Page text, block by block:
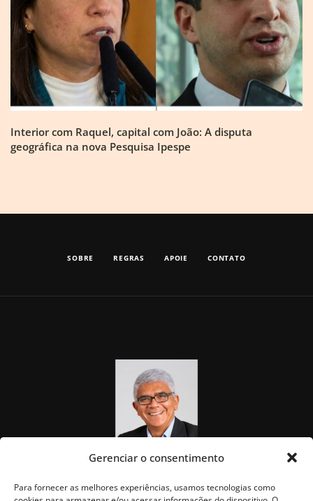
Gerenciar o consentimento
Para fornecer as melhores experiências, usamos tecnologias como
Interior com Raquel, capital com João: A disputa
geográfica na nova Pesquisa Ipespe
SOBRE REGRAS APOIE CONTATO